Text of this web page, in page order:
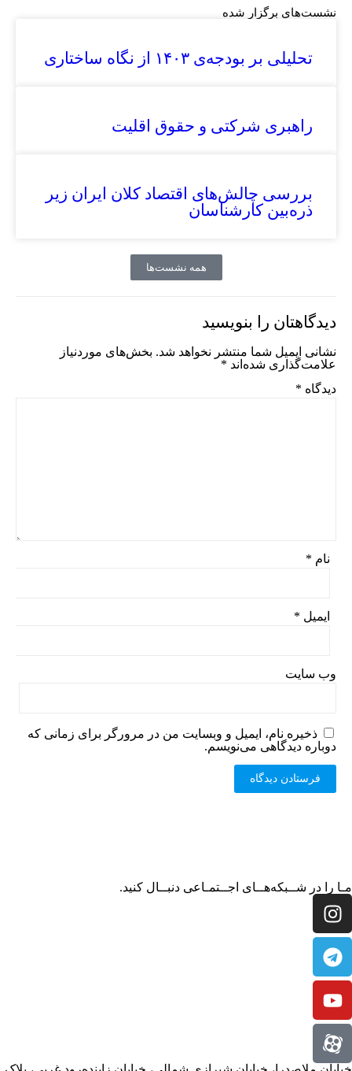
نشست‌های برگزار شده
تحلیلی بر بودجه‌ی ‏۱۴۰۳ از نگاه ساختاری
راهبری شرکتی و حقوق اقلیت
بررسی چالش‌های اقتصاد کلان ایران زیر
ذره‌بین کارشناسان
همه نشست‌ها
دیدگاهتان را بنویسید
نشانی ایمیل شما منتشر نخواهد شد. بخش‌های موردنیاز
علامت‌گذاری شده‌اند *
دیدگاه *
نام *
ایمیل *
وب‌ سایت
ذخیره نام، ایمیل و وبسایت من در مرورگر برای زمانی که
دوباره دیدگاهی می‌نویسم.
مـا را در شــبکه‌هــای اجــتمـاعی دنبــال کنید.